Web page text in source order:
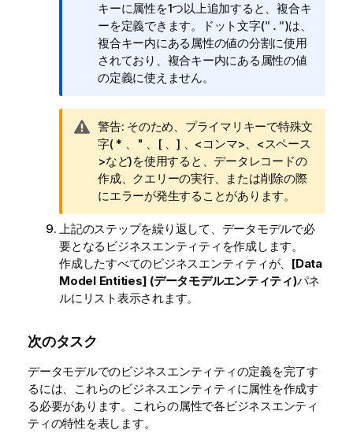
キーに属性を1つ以上追加すると、複合キ
ーを定義できます。ドット文字(".")は、
複合キー内にある属性の値の分割に使用
されており、複合キー内にある属性の値
の定義に使えません。
情
報
メ
モ
警告: そのため、プライマリキーで特殊文
字( * 、" 、[ 、] 、<コンマ>、<スペース
>など)を使用すると、データレコードの
作成、クエリーの実行、または削除の際
にエラーが発生することがあります。
上記のステップを繰り返して、データモデルで必
要となるビジネスエンティティを作成します。
作成したすべてのビジネスエンティティが、 [Data
Model Entities] (データモデルエンティティ)パネ
ルにリスト表示されます。
次のタスク
データモデルでのビジネスエンティティの定義を完了す
るには、これらのビジネスエンティティに属性を作成す
る必要があります。これらの属性で各ビジネスエンティ
ティの特性を表します。